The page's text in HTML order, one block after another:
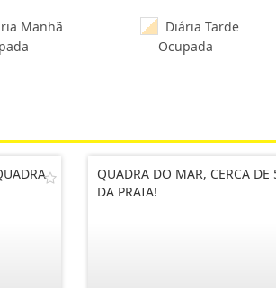
Manhã
Diária Tarde
Ocupada
QUADRA DO MAR, CERCA DE
DA PRAIA!